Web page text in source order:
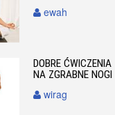
ewah
DOBRE ĆWICZENIA
NA ZGRABNE NOGI
wirag